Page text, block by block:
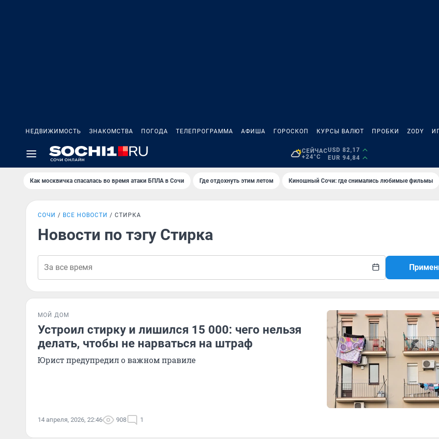
НЕДВИЖИМОСТЬ ЗНАКОМСТВА ПОГОДА ТЕЛЕПРОГРАММА АФИША ГОРОСКОП КУРСЫ ВАЛЮТ ПРОБКИ ZODY
СЕЙЧАС
+24°C
USD 82,17
EUR 94,84
Как москвичка спасалась во время атаки БПЛА в Сочи Где отдохнуть этим летом Киношный Сочи: где снимались любимые фильмы
СОЧИ ВСЕ НОВОСТИ СТИРКА
Новости по тэгу Стирка
МОЙ ДОМ
Устроил стирку и лишился 15 000: чего нельзя
делать, чтобы не нарваться на штраф
Юрист предупредил о важном правиле
14 апреля, 2026, 22:46 908 1